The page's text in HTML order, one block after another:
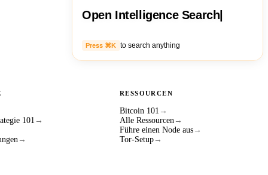
Open Intelligence Search
Press ⌘K to search anything
101 →
→
RESSOURCEN
Bitcoin 101 →
Alle Ressourcen →
Führe einen Node aus →
Tor-Setup →